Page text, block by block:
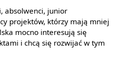
absolwenci, junior
projektów, którzy mają mniej
mocno interesują się
i chcą się rozwijać w tym